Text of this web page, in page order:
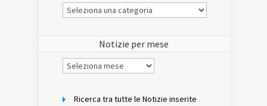
Le
Notizie
Notizie per mese
Notizie
per
Ricerca tra tutte le Notizie inserite